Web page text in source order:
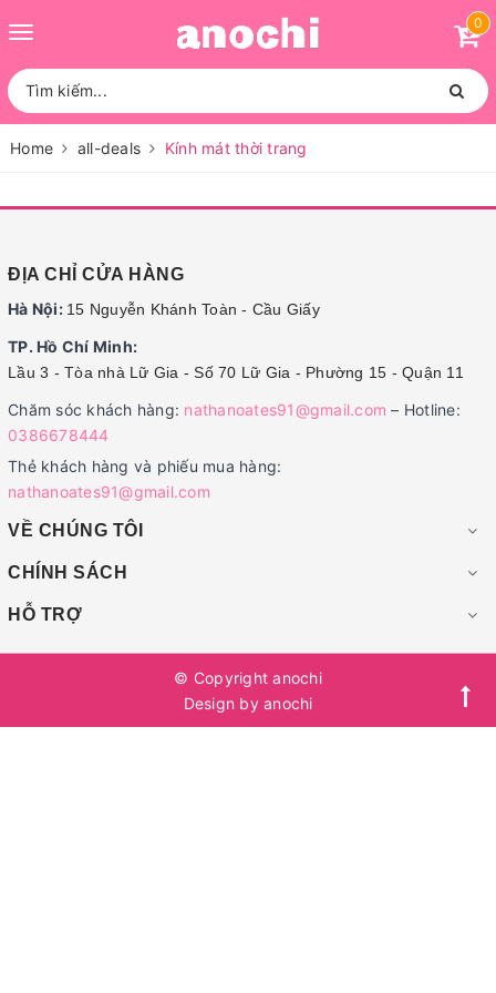
Toggle
0
Home all-deals Kính mát thời trang
ĐỊA CHỈ CỬA HÀNG
Hà Nội: 15 Nguyễn Khánh Toàn - Cầu Giấy
TP. Hồ Chí Minh:
Lầu 3 - Tòa nhà Lữ Gia - Số 70 Lữ Gia - Phường 15 - Quận 11
Chăm sóc khách hàng: nathanoates91@gmail.com– Hotline:
0386678444
Thẻ khách hàng và phiếu mua hàng:
nathanoates91@gmail.com
VỀ CHÚNG TÔI
CHÍNH SÁCH
HỖ TRỢ
© Copyrightanochi
Design by anochi